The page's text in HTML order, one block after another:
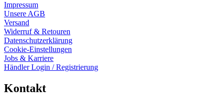
Impressum
Unsere AGB
Versand
Widerruf & Retouren
Datenschutzerklärung
Cookie-Einstellungen
Jobs & Karriere
Händler Login / Registrierung
Kontakt